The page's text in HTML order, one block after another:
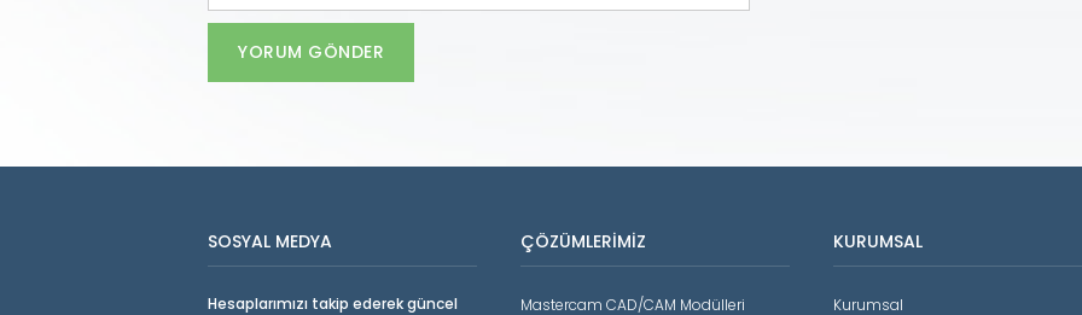
SOSYAL MEDYA
Hesaplarımızı takip ederek güncel
ÇÖZÜMLERIMIZ
Mastercam CAD/CAM Modülleri
KURUMSAL
Kurumsal